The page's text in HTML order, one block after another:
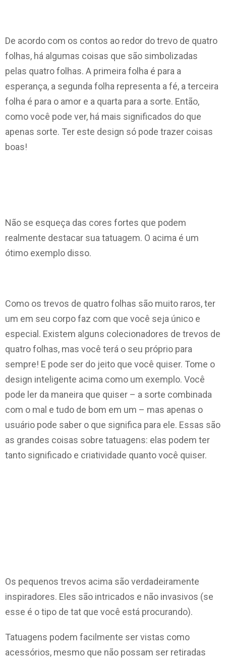
De acordo com os contos ao redor do trevo de quatro
folhas, há algumas coisas que são simbolizadas
pelas quatro folhas. A primeira folha é para a
esperança, a segunda folha representa a fé, a terceira
folha é para o amor e a quarta para a sorte. Então,
como você pode ver, há mais significados do que
apenas sorte. Ter este design só pode trazer coisas
boas!
Não se esqueça das cores fortes que podem
realmente destacar sua tatuagem. O acima é um
ótimo exemplo disso.
Como os trevos de quatro folhas são muito raros, ter
um em seu corpo faz com que você seja único e
especial. Existem alguns colecionadores de trevos de
quatro folhas, mas você terá o seu próprio para
sempre! E pode ser do jeito que você quiser. Tome o
design inteligente acima como um exemplo. Você
pode ler da maneira que quiser – a sorte combinada
com o mal e tudo de bom em um – mas apenas o
usuário pode saber o que significa para ele. Essas são
as grandes coisas sobre tatuagens: elas podem ter
tanto significado e criatividade quanto você quiser.
Os pequenos trevos acima são verdadeiramente
inspiradores. Eles são intricados e não invasivos (se
esse é o tipo de tat que você está procurando).
Tatuagens podem facilmente ser vistas como
acessórios, mesmo que não possam ser retiradas